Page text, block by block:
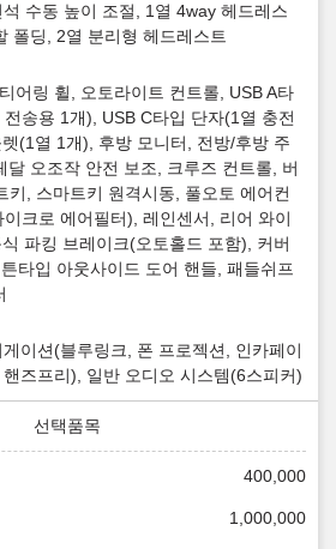
수동 높이 조절, 1열 4way 헤드레스
폴딩, 2열 분리형 헤드레스트
어링 휠, 오토라이트 컨트롤, USB A타
송용 1개), USB C타입 단자(1열 충전
(1열 1개), 후방 모니터, 전방/후방 주
달 오조작 안전 보조, 크루즈 컨트롤, 버
키, 스마트키 원격시동, 풀오토 에어컨
크로 에어필터), 레인센서, 리어 와이
파킹 브레이크(오토홀드 포함), 커버
타입 아웃사이드 도어 핸들, 패들쉬프
이션(블루링크, 폰 프로젝션, 인카페이
즈프리), 일반 오디오 시스템(6스피커)
400,000
1,000,000